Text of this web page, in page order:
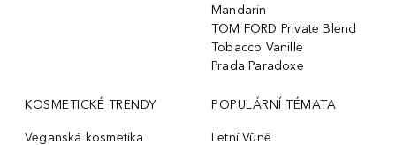
Mandarin
TOM FORD Private Blend
Tobacco Vanille
Prada Paradoxe
KOSMETICKÉ TRENDY
Veganská kosmetika
POPULÁRNÍ TÉMATA
Letní Vůně